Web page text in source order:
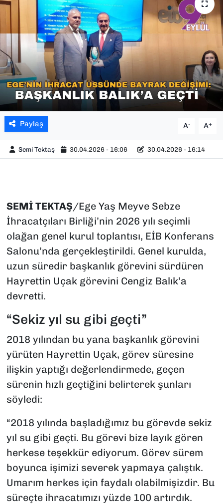
Paylaş A- A+
Semi Tektaş 30.04.2026 - 16:06 30.04.2026 - 16:14
SEMİ TEKTAŞ/Ege Yaş Meyve Sebze
İhracatçıları Birliği’nin 2026 yılı seçimli
olağan genel kurul toplantısı, EİB Konferans
Salonu’nda gerçekleştirildi. Genel kurulda,
uzun süredir başkanlık görevini sürdüren
Hayrettin Uçak görevini Cengiz Balık’a
devretti.
“Sekiz yıl su gibi geçti”
2018 yılından bu yana başkanlık görevini
yürüten Hayrettin Uçak, görev süresine
ilişkin yaptığı değerlendirmede, geçen
sürenin hızlı geçtiğini belirterek şunları
söyledi:
“2018 yılında başladığımız bu görevde sekiz
yıl su gibi geçti. Bu görevi bize layık gören
herkese teşekkür ediyorum. Görev sürem
boyunca işimizi severek yapmaya çalıştık.
Umarım herkes için faydalı olabilmişizdir. Bu
süreçte ihracatımızı yüzde 100 artırdık.
SPOR
TEKNOLOJİ
YAŞAM
YEREL YÖNETİMLER